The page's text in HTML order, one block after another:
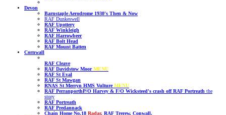
Devon
Barnstaple Aerodrome 1930's Then & Now
RAF Dunkeswell
RAF Upottery
RAF Winkleigh
RAF Harrowbeer
RAF Bolt Head
RAF Mount Batten
Cornwall
RAF Cleave
RAF Davidstow MoorMENU
RAF St Eval
RAF St Mawgan
RNAS St Merryn HMS Vulture MENU
RAF PerranporthP/O Harvey & F/O Wicksteed's crash off RAF Portreath the
story
RAF Portreath
RAF Predannack
Chain Home No.18 Radar, RAF Trerew, Conwall.